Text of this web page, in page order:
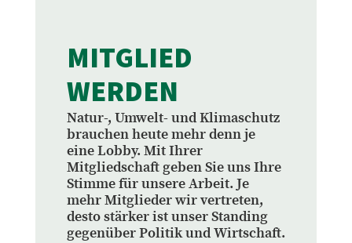
MITGLIED
WERDEN
Natur-, Umwelt- und Klimaschutz
brauchen heute mehr denn je
eine Lobby. Mit Ihrer
Mitgliedschaft geben Sie uns Ihre
Stimme für unsere Arbeit. Je
mehr Mitglieder wir vertreten,
desto stärker ist unser Standing
gegenüber Politik und Wirtschaft.